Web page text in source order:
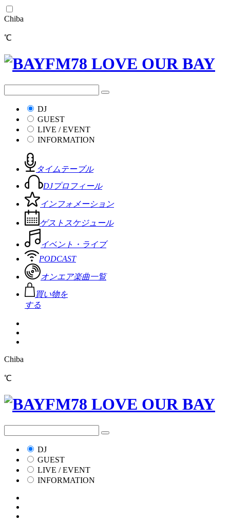
Chiba
℃
DJ
GUEST
LIVE / EVENT
INFORMATION
タイムテーブル
DJプロフィール
インフォメーション
ゲストスケジュール
イベント・ライブ
PODCAST
オンエア楽曲一覧
買い物を
する
Chiba
℃
DJ
GUEST
LIVE / EVENT
INFORMATION